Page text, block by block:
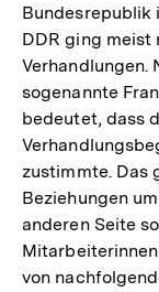
Bundesrepublik
DDR ging meist
Verhandlungen.
sogenannte
bedeutet, dass
zustimmte. Das
Beziehungen
anderen Seite
von